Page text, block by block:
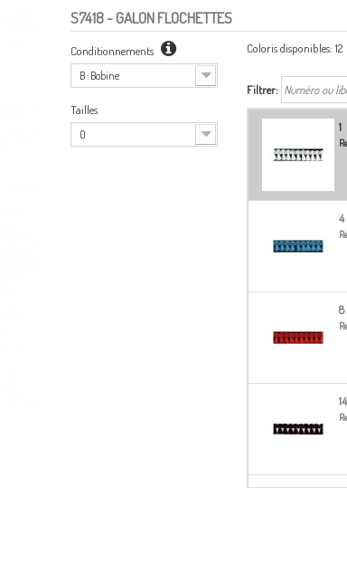
S7418- GALON FLOCHETTES
Conditionnements
B : Bobine
Tailles
0
Coloris disponibles: 12
Filtrer:
1
4
8
14